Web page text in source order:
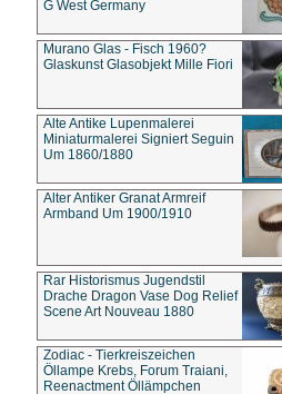
G West Germany
Murano Glas - Fisch 1960?
Glaskunst Glasobjekt Mille Fiori
Alte Antike Lupenmalerei
Miniaturmalerei Signiert Seguin
Um 1860/1880
Alter Antiker Granat Armreif
Armband Um 1900/1910
Rar Historismus Jugendstil
Drache Dragon Vase Dog Relief
Scene Art Nouveau 1880
Zodiac - Tierkreiszeichen
Öllampe Krebs, Forum Traiani,
Reenactment Öllämpchen